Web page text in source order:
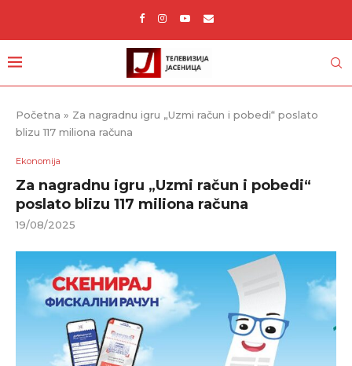
Početna » Za nagradnu igru „Uzmi račun i pobedi“ poslato
blizu 117 miliona računa
Ekonomija
Za nagradnu igru „Uzmi račun i pobedi“
poslato blizu 117 miliona računa
19/08/2025